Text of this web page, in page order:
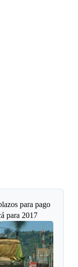
para pago
para 2017